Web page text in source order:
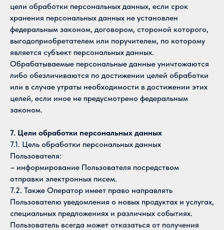
цели обработки персональных данных, если срок
хранения персональных данных не установлен
федеральным законом, договором, стороной которого,
выгодоприобретателем или поручителем, по которому
является субъект персональных данных.
Обрабатываемые персональные данные уничтожаются
либо обезличиваются по достижении целей обработки
или в случае утраты необходимости в достижении этих
целей, если иное не предусмотрено федеральным
законом.
7. Цели обработки персональных данных
7.1. Цель обработки персональных данных
Пользователя:
– информирование Пользователя посредством
отправки электронных писем.
7.2. Также Оператор имеет право направлять
Пользователю уведомления о новых продуктах и услугах,
специальных предложениях и различных событиях.
Пользователь всегда может отказаться от получения